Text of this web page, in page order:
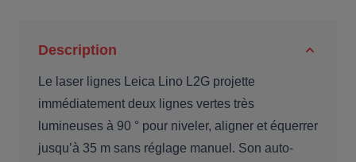
Description
Le laser lignes Leica Lino L2G projette
immédiatement deux lignes vertes très
lumineuses à 90 ° pour niveler, aligner et équerrer
jusqu’à 35 m sans réglage manuel. Son auto-